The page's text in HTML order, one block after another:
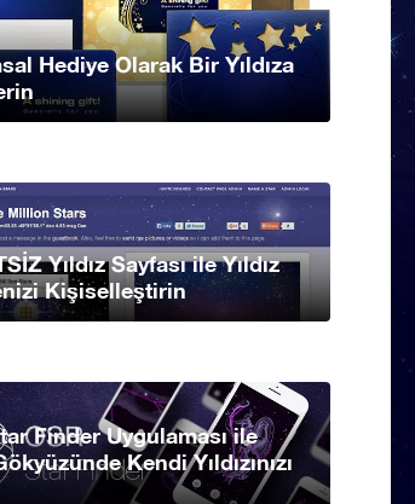
Hediye Olarak Bir Yıldıza
Yıldız Sayfası ile Yıldız
Kişiselleştirin
Finder Uygulaması ile
Kendi Yıldızınızı